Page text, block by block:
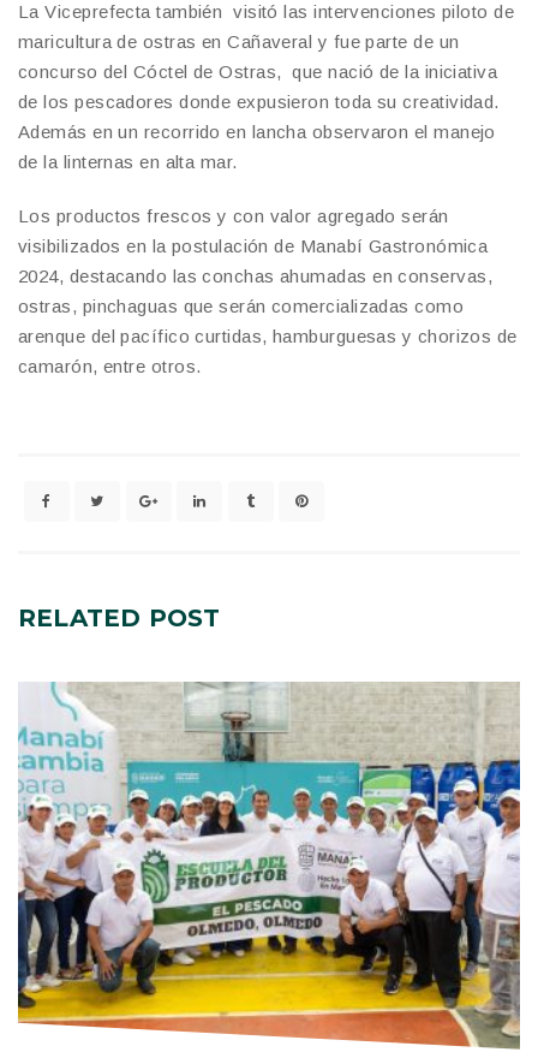
La Viceprefecta también visitó las intervenciones piloto de
maricultura de ostras en Cañaveral y fue parte de un
concurso del Cóctel de Ostras, que nació de la iniciativa
de los pescadores donde expusieron toda su creatividad.
Además en un recorrido en lancha observaron el manejo
de la linternas en alta mar.
Los productos frescos y con valor agregado serán
visibilizados en la postulación de Manabí Gastronómica
2024, destacando las conchas ahumadas en conservas,
ostras, pinchaguas que serán comercializadas como
arenque del pacífico curtidas, hamburguesas y chorizos de
camarón, entre otros.
RELATED POST